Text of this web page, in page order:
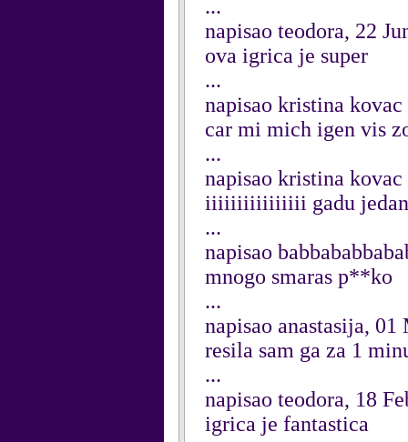
...
napisao teodora, 22
ova igrica je super
...
napisao kristina
car mi mich igen vis
...
napisao kristina
iiiiiiiiiiiiiiii gadu jedan
...
napisao
mnogo smaras p**ko
...
napisao anastasija, 01
resila sam ga za 1
...
napisao teodora, 18
igrica je fantastica